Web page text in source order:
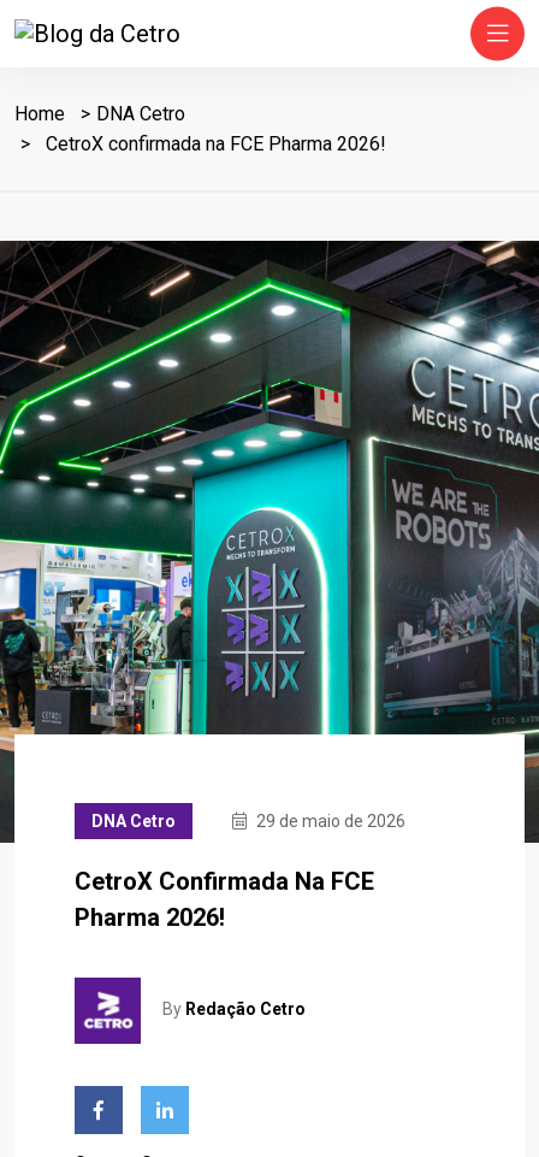
Home
DNA Cetro
CetroX confirmada na FCE Pharma 2026!
DNA Cetro 29 de maio de 2026
CetroX Confirmada Na FCE
Pharma 2026!
By Redação Cetro